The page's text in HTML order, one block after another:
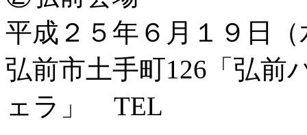
平成２５年６月１９日
弘前市土手町126「弘
ェラ」 TEL